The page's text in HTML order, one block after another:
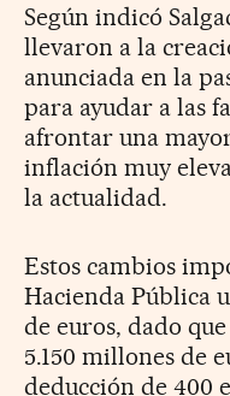
Según indicó
llevaron a la
anunciada en la
para ayudar a las
afrontar una
inflación muy
la actualidad.
Estos cambios
Hacienda Pública
de euros, dado
5.150 millones de
deducción de 400